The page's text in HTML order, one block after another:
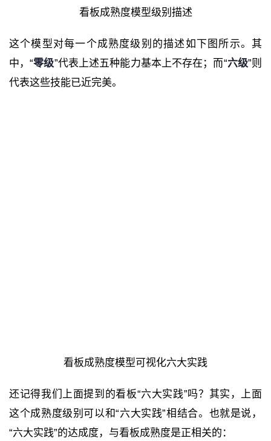
看板成熟度模型级别描述
这个模型对每一个成熟度级别的描述如下图所示。其
中，“零级”代表上述五种能力基本上不存在；而“六级”则
代表这些技能已近完美。
看板成熟度模型可视化六大实践
还记得我们上面提到的看板“六大实践”吗？其实，上面
这个成熟度级别可以和“六大实践”相结合。也就是说，
“六大实践”的达成度，与看板成熟度是正相关的：